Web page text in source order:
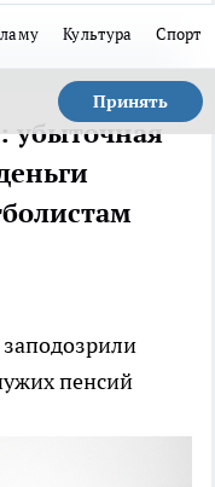
Культура Спорт
Принять
убыточная
пенсий